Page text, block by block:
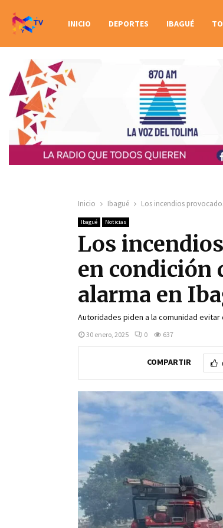
INICIO DEPORTES IBAGUÉ
Inicio Ibagué Los incendios
Ibagué Noticias
Los
en condición
alarma en
Autoridades piden a la comunidad
30 enero, 2025 0 637
COMPARTIR